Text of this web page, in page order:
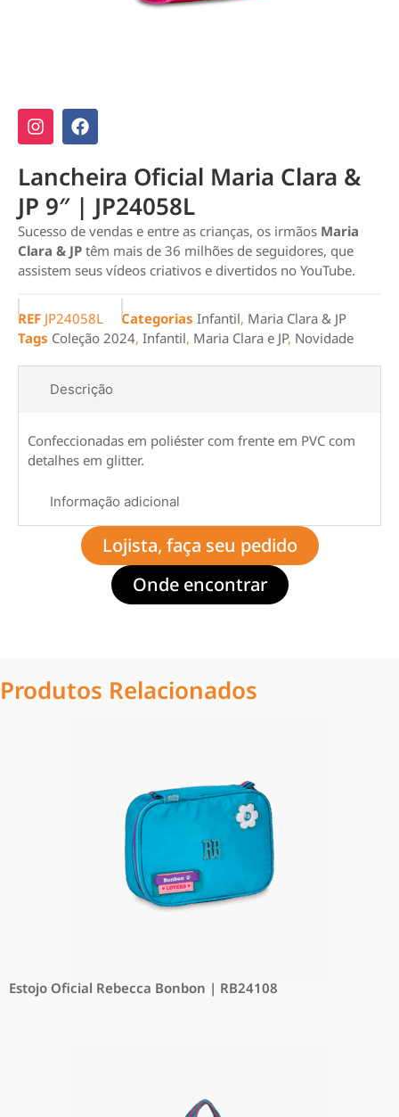
Lancheira Oficial Maria Clara &
JP 9″ | JP24058L
Sucesso de vendas e entre as crianças, os irmãos Maria
Clara & JP têm mais de 36 milhões de seguidores, que
assistem seus vídeos criativos e divertidos no YouTube.
REF JP24058L Categorias Infantil, Maria Clara & JP
Tags Coleção 2024, Infantil, Maria Clara e JP, Novidade
Descrição
Informação adicional
Confeccionadas em poliéster com frente em PVC com
detalhes em glitter.
Lojista, faça seu pedido
Onde encontrar
Produtos Relacionados
Estojo Oficial Rebecca Bonbon | RB24108